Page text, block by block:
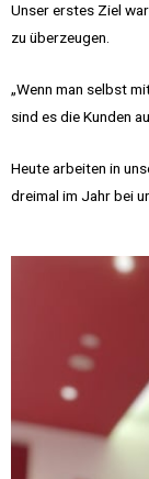
Unser erstes Ziel
zu überzeugen.
„Wenn man selbst
sind es die Kunden
Heute arbeiten in
dreimal im Jahr bei